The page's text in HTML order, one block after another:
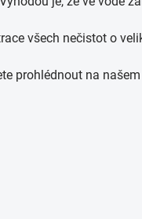
všech nečistot o
prohlédnout na